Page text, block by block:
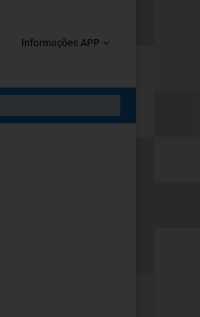
Informações APP